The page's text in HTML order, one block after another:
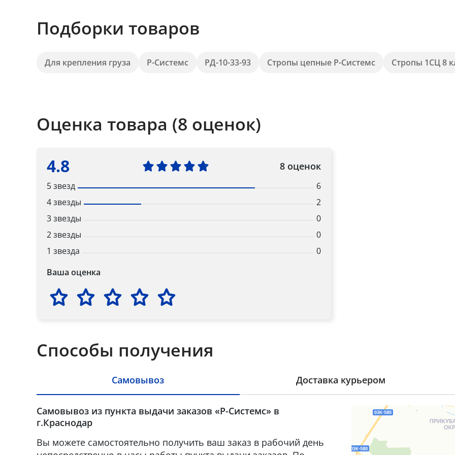
Подборки товаров
Для крепления груза Р-Системс РД-10-33-93 Стропы цепные Р-Системс Стропы 1СЦ 8
Оценка товара (8 оценок)
4.8 8 оценок
5 звезд
6
4 звезды
2
3 звезды
0
2 звезды
0
1 звезда
0
Ваша оценка
Способы получения
Самовывоз Доставка курьером
Самовывоз из пункта выдачи заказов «Р-Системс» в
г.Краснодар
Вы можете самостоятельно получить ваш заказ в рабочий день